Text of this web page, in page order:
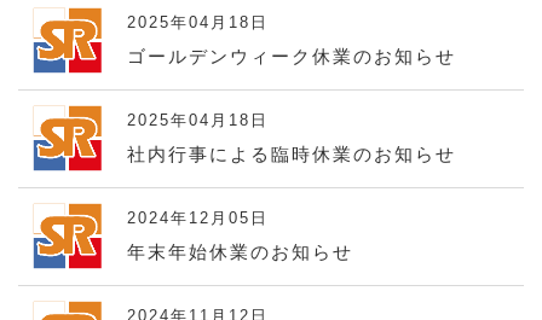
2025年04月18日
ゴールデンウィーク休業のお知らせ
2025年04月18日
社内行事による臨時休業のお知らせ
2024年12月05日
年末年始休業のお知らせ
2024年11月12日